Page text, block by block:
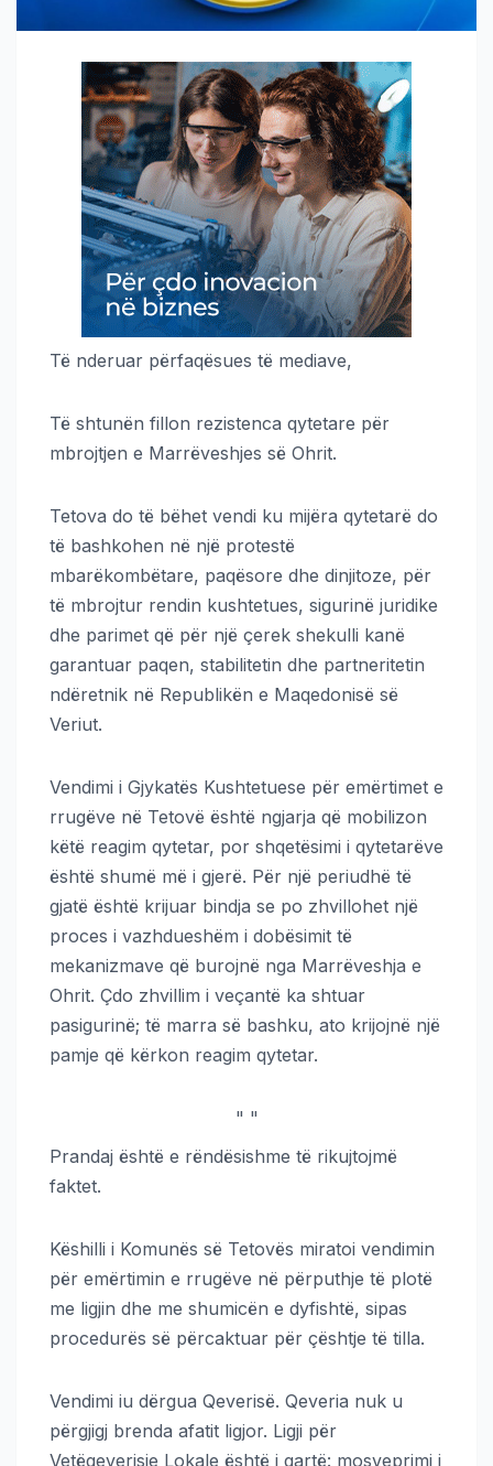
Të nderuar përfaqësues të mediave,
Të shtunën fillon rezistenca qytetare për
mbrojtjen e Marrëveshjes së Ohrit.
Tetova do të bëhet vendi ku mijëra qytetarë do
të bashkohen në një protestë
mbarëkombëtare, paqësore dhe dinjitoze, për
të mbrojtur rendin kushtetues, sigurinë juridike
dhe parimet që për një çerek shekulli kanë
garantuar paqen, stabilitetin dhe partneritetin
ndëretnik në Republikën e Maqedonisë së
Veriut.
Vendimi i Gjykatës Kushtetuese për emërtimet e
rrugëve në Tetovë është ngjarja që mobilizon
këtë reagim qytetar, por shqetësimi i qytetarëve
është shumë më i gjerë. Për një periudhë të
gjatë është krijuar bindja se po zhvillohet një
proces i vazhdueshëm i dobësimit të
mekanizmave që burojnë nga Marrëveshja e
Ohrit. Çdo zhvillim i veçantë ka shtuar
pasigurinë; të marra së bashku, ato krijojnë një
pamje që kërkon reagim qytetar.
" "
Prandaj është e rëndësishme të rikujtojmë
faktet.
Këshilli i Komunës së Tetovës miratoi vendimin
për emërtimin e rrugëve në përputhje të plotë
me ligjin dhe me shumicën e dyfishtë, sipas
procedurës së përcaktuar për çështje të tilla.
Vendimi iu dërgua Qeverisë. Qeveria nuk u
përgjigj brenda afatit ligjor. Ligji për
Vetëqeverisje Lokale është i qartë: mosveprimi i